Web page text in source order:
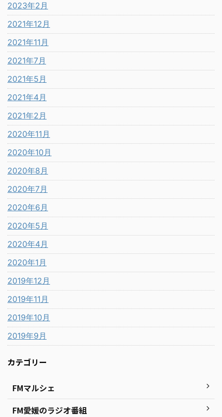
2023年2月
2021年12月
2021年11月
2021年7月
2021年5月
2021年4月
2021年2月
2020年11月
2020年10月
2020年8月
2020年7月
2020年6月
2020年5月
2020年4月
2020年1月
2019年12月
2019年11月
2019年10月
2019年9月
カテゴリー
FMマルシェ
FM愛媛のラジオ番組